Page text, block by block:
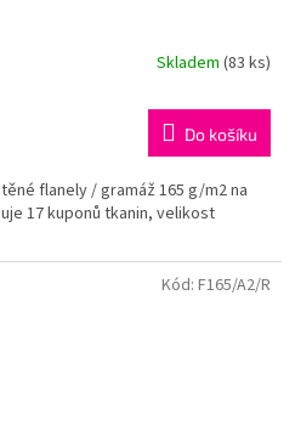
R
M
A
Skladem (83 ks)
Do košíku
flanely / gramáž 165 g/m2 na
17 kuponů tkanin, velikost
Kód: F165/A2/R